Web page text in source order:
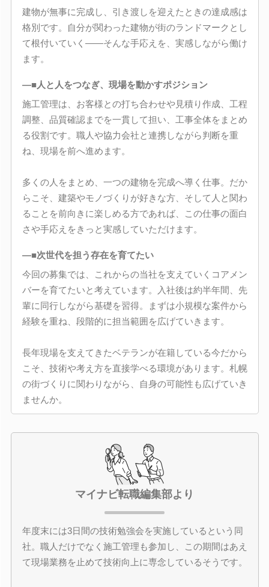
建物が無事に完成し、引き渡しを迎えたときの達成感は
格別です。自分が関わった建物が街のランドマークとし
て根付いていく――そんな手応えを、実感しながら働け
ます。
―■人と人をつなぎ、現場を動かすポジション
施工管理は、お客様との打ち合わせや見積り作成、工程
調整、品質確認までを一貫して担い、工事全体をまとめ
る役割です。職人や協力会社と連携しながら判断を重
ね、現場を前へ進めます。
多くの人をまとめ、一つの建物を完成へ導く仕事。だか
らこそ、建築やモノづくりが好きな方、そして人と関わ
ることを前向きに楽しめる方であれば、この仕事の面白
さや手応えをきっと実感していただけます。
―■次世代を担う存在を育てたい
今回の募集では、これからの当社を支えていくコアメン
バーを育てたいと考えています。入社後は約半年間、先
輩に同行しながら基礎を習得。まずは小規模な案件から
経験を重ね、段階的に担当範囲を広げていきます。
長年現場を支えてきたベテランが在籍している今だから
こそ、技術や考え方を直接学べる環境があります。札幌
の街づくりに関わりながら、自身の可能性も広げていき
ませんか。
マイナビ転職編集部より
年度末には3日間の技術勉強会を実施しているという同
社。職人だけでなく施工管理も参加し、この期間はあえ
て現場業務を止めて技術向上に専念しているそうです。